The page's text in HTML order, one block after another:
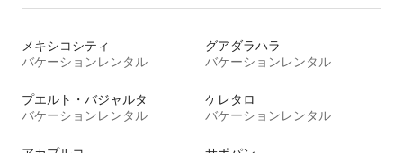
メキシコシティ
バケーションレンタル
グアダラハラ
バケーションレンタル
プエルト・バジャルタ
バケーションレンタル
ケレタロ
バケーションレンタル